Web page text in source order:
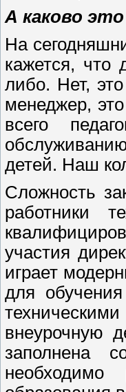
А каково
На
кажется, что
либо. Нет,
менеджер,
всего
детей. Наш
Сложность
работники
участия
играет
для
внеурочную
заполнена
необходимо